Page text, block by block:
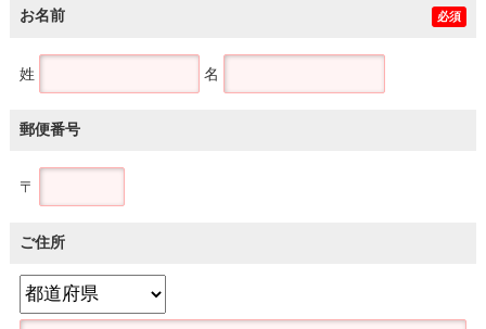
お名前 必須
姓 名
郵便番号
〒
ご住所